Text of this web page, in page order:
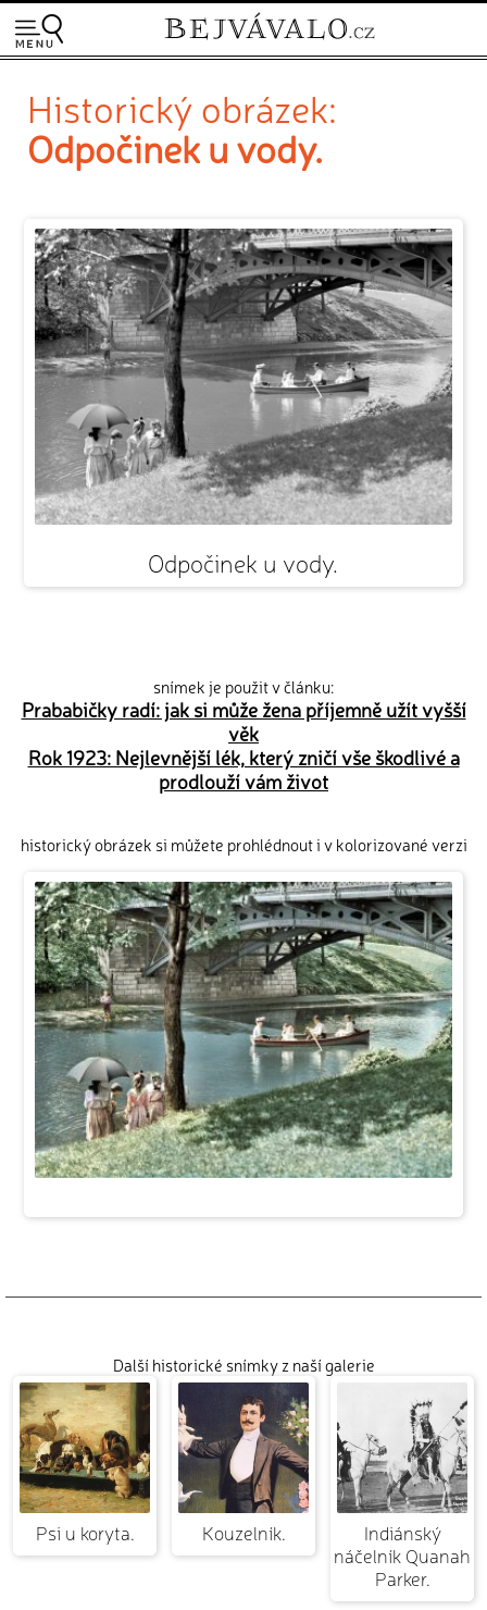
Historický obrázek:
Odpočinek u vody.
Odpočinek u vody.
snímek je použit v článku:
Prababičky radí: jak si může žena příjemně užít vyšší
věk
Rok 1923: Nejlevnější lék, který zničí vše škodlivé a
prodlouží vám život
historický obrázek si můžete prohlédnout i v kolorizované verzi
Další historické snímky z naší galerie
Psi u koryta. Kouzelník.
Indiánský
náčelník Quanah
Parker.